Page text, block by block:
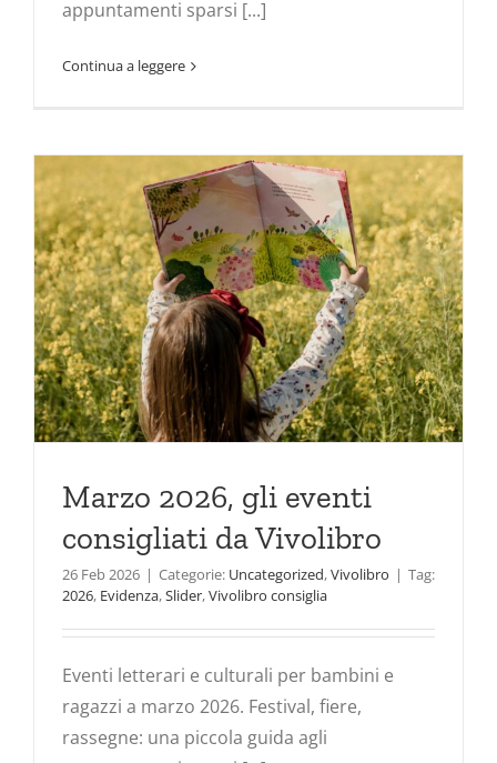
appuntamenti sparsi [...]
Continua a leggere
Marzo 2026, gli eventi
consigliati da Vivolibro
26 Feb 2026 | Categorie: Uncategorized,Vivolibro | Tag:
2026, Evidenza,Slider,Vivolibro consiglia
Eventi letterari e culturali per bambini e
ragazzi a marzo 2026. Festival, fiere,
rassegne: una piccola guida agli